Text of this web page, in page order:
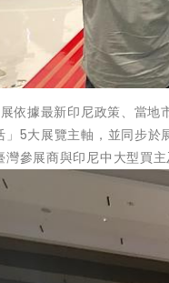
依據最新印尼政策、當地
」5大展覽主軸，並同步
參展商與印尼中大型買主